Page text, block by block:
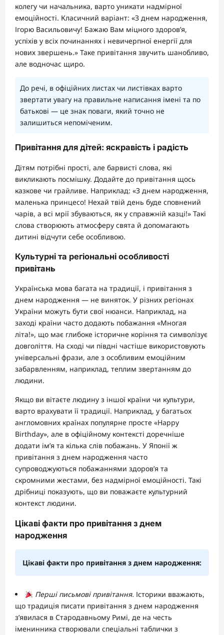
колегу чи начальника, варто уникати надмірної
емоційності. Класичний варіант: «З днем народження,
Ігорю Васильовичу! Бажаю Вам міцного здоров’я,
успіхів у всіх починаннях і невичерпної енергії для
нових звершень.» Таке привітання звучить шанобливо,
але водночас щиро.
До речі, в офіційних листах чи листівках варто
звертати увагу на правильне написання імені та по
батькові — це знак поваги, який точно не
залишиться непоміченим.
Привітання для дітей: яскравість і радість
Дітям потрібні прості, але барвисті слова, які
викликають посмішку. Додайте до привітання щось
казкове чи грайливе. Наприклад: «З днем народження,
маленька принцесо! Нехай твій день буде сповнений
чарів, а всі мрії збуваються, як у справжній казці!» Такі
слова створюють атмосферу свята й допомагають
дитині відчути себе особливою.
Культурні та регіональні особливості
привітань
Українська мова багата на традиції, і привітання з
днем народження — не виняток. У різних регіонах
України можуть бути свої нюанси. Наприклад, на
заході країни часто додають побажання «Многая
літа!», що має глибоке історичне коріння та символізує
довголіття. На сході чи півдні частіше використовують
універсальні фрази, але з особливим емоційним
забарвленням, наприклад, теплим звертанням до
людини.
Якщо ви вітаєте людину з іншої країни чи культури,
варто врахувати її традиції. Наприклад, у багатьох
англомовних країнах популярне просте «Happy
Birthday», але в офіційному контексті доречніше
додати ім’я та кілька слів побажань. У Японії ж
привітання з днем народження часто
супроводжуються побажаннями здоров’я та
скромними жестами, без надмірної емоційності. Такі
дрібниці показують, що ви поважаєте культурний
контекст людини.
Цікаві факти про привітання з днем
народження
Цікаві факти про привітання з днем народження:
Перші письмові привітання. Історики вважають,
що традиція писати привітання з днем народження
з’явилася в Стародавньому Римі, де на честь
іменинника створювали спеціальні таблички з